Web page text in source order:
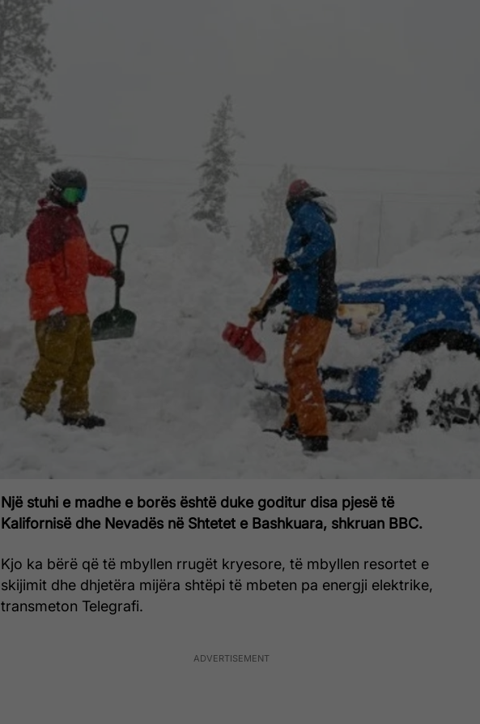
Një stuhi e madhe e borës është duke goditur disa pjesë të
Kalifornisë dhe Nevadës në Shtetet e Bashkuara, shkruan BBC.
Kjo ka bërë që të mbyllen rrugët kryesore, të mbyllen resortet e
skijimit dhe dhjetëra mijëra shtëpi të mbeten pa energji elektrike,
transmeton Telegrafi.